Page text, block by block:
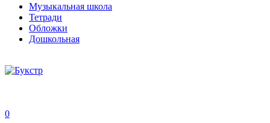
Музыкальная школа
Тетради
Обложки
Дошкольная
0